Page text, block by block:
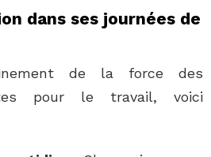
dans ses journées de
de la force des
pour le travail, voici